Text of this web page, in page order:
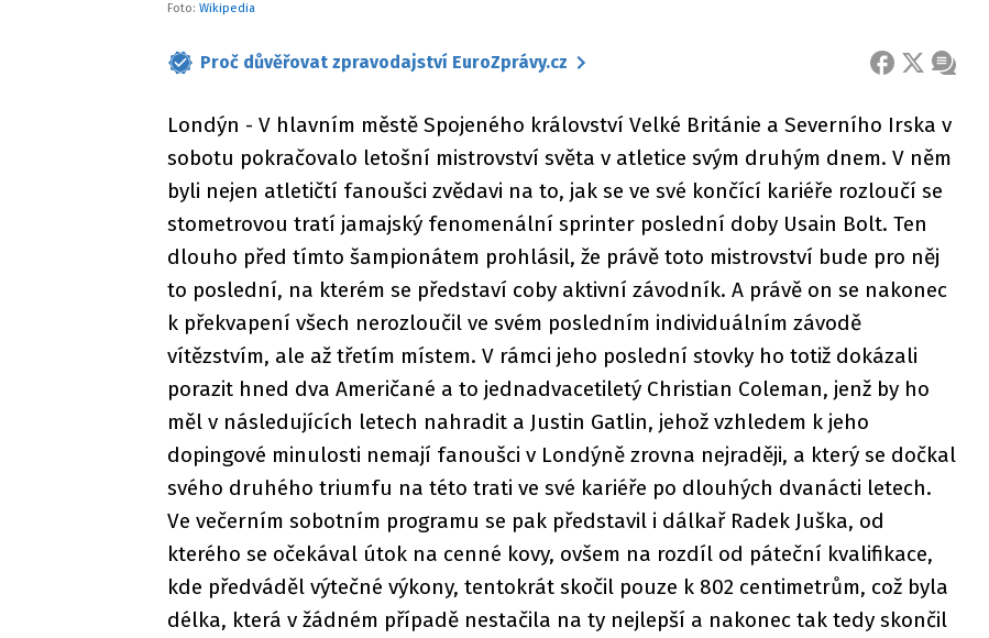
Foto: Wikipedia
Proč důvěřovat zpravodajství EuroZprávy.cz FACEBOOK
X ZPRÁVA
Londýn - V hlavním městě Spojeného království Velké Británie a Severního Irska v
sobotu pokračovalo letošní mistrovství světa v atletice svým druhým dnem. V něm
byli nejen atletičtí fanoušci zvědavi na to, jak se ve své končící kariéře rozloučí se
stometrovou tratí jamajský fenomenální sprinter poslední doby Usain Bolt. Ten
dlouho před tímto šampionátem prohlásil, že právě toto mistrovství bude pro něj
to poslední, na kterém se představí coby aktivní závodník. A právě on se nakonec
k překvapení všech nerozloučil ve svém posledním individuálním závodě
vítězstvím, ale až třetím místem. V rámci jeho poslední stovky ho totiž dokázali
porazit hned dva Američané a to jednadvacetiletý Christian Coleman, jenž by ho
měl v následujících letech nahradit a Justin Gatlin, jehož vzhledem k jeho
dopingové minulosti nemají fanoušci v Londýně zrovna nejraději, a který se dočkal
svého druhého triumfu na této trati ve své kariéře po dlouhých dvanácti letech.
Ve večerním sobotním programu se pak představil i dálkař Radek Juška, od
kterého se očekával útok na cenné kovy, ovšem na rozdíl od páteční kvalifikace,
kde předváděl výtečné výkony, tentokrát skočil pouze k 802 centimetrům, což byla
délka, která v žádném případě nestačila na ty nejlepší a nakonec tak tedy skončil